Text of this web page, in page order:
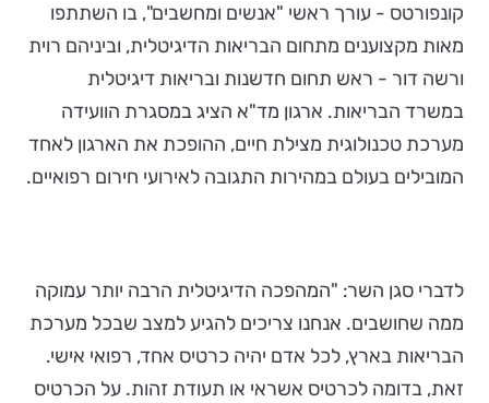
קונפורטס - עורך ראשי "אנשים ומחשבים", בו השתתפו
מאות מקצוענים מתחום הבריאות הדיגיטלית, וביניהם רוית
ורשה דור - ראש תחום חדשנות ובריאות דיגיטלית
במשרד הבריאות. ארגון מד"א הציג במסגרת הוועידה
מערכת טכנולוגית מצילת חיים, ההופכת את הארגון לאחד
המובילים בעולם במהירות התגובה לאירועי חירום רפואיים.
לדברי סגן השר: "המהפכה הדיגיטלית הרבה יותר עמוקה
ממה שחושבים. אנחנו צריכים להגיע למצב שבכל מערכת
הבריאות בארץ, לכל אדם יהיה כרטיס אחד, רפואי אישי.
זאת, בדומה לכרטיס אשראי או תעודת זהות. על הכרטיס